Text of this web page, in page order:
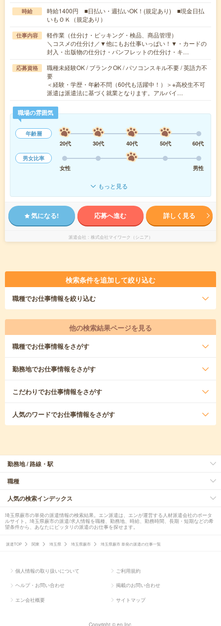
時給
時給1400円 ■日払い・週払いOK！(規定あり) ■現金日払
いもＯＫ（規定あり）
仕事内容
軽作業（仕分け・ピッキング・検品、商品管理）
＼コスメの仕分け／▼他にもお仕事いっぱい！▼・カードの
封入・出版物の仕分け・パンフレットの仕分け・キ…
応募資格
職種未経験OK / ブランクOK / パソコンスキル不要 / 英語力不
要
＜経験・学歴・年齢不問（60代も活躍中！）＞※高校生不可
派遣は派遣法に基づく就業となります。アルバイ…
職場の雰囲気
年齢層
20代
30代 40代 50代
60代
男女比率
女性
男性
もっと見る
気になる! 応募へ進む 詳しく見る
派遣会社 株式会社マイワーク（シニア）
検索条件を追加して絞り込む
職種でお仕事情報を絞り込む
他の検索結果ページを見る
職種でお仕事情報をさがす
勤務地でお仕事情報をさがす
こだわりでお仕事情報をさがす
人気のワードでお仕事情報をさがす
勤務地 / 路線・駅
職種
人気の検索インデックス
埼玉県蕨市の単発の派遣情報の検索結果。エン派遣は、エンが運営する人材派遣会社のポータ
ルサイト。埼玉県蕨市の派遣/求人情報を職種、勤務地、時給、勤務時間、長期・短期などの希
望条件から、あなたにピッタリの派遣のお仕事を探せます。
派遣TOP 関東 埼玉県 埼玉県蕨市 埼玉県蕨市 単発の派遣の仕事一覧
個人情報の取り扱いについて ご利用規約
ヘルプ・お問い合わせ 掲載のお問い合わせ
エン会社概要 サイトマップ
Copyright © en Inc.